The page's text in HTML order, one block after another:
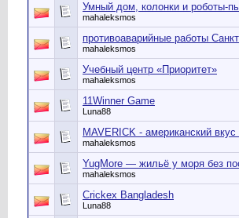
Умный дом, колонки и
mahaleksmos
противоаварийные работы
mahaleksmos
Учебный центр «Приоритет»
mahaleksmos
11Winner Game
Luna88
MAVERICK - американский
mahaleksmos
YugMore — жильё у моря без
mahaleksmos
Crickex Bangladesh
Luna88